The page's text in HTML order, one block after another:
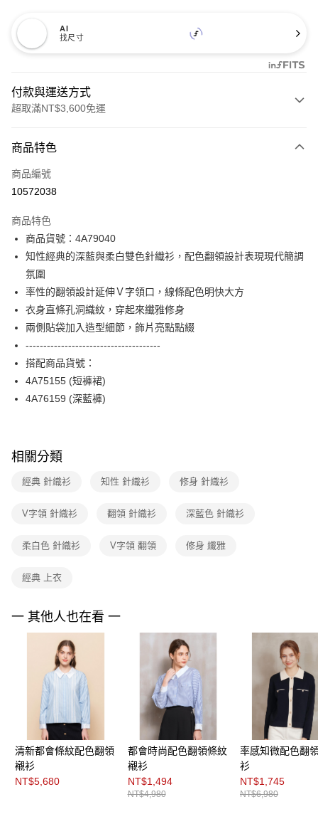
AI
找尺寸
付款與運送方式
超取滿NT$3,600免運
信用卡一次付款
信用卡分期付款
合作金庫商業銀行
華南商業銀行
上海商業儲蓄銀行
台北富邦商業銀行
國泰世華商業銀行
臺灣中小企業銀行
台中商業銀行
匯豐（台灣）商業銀行
華泰商業銀行
聯邦商業銀行
遠東國際商業銀行
元大商業銀行
永豐商業銀行
玉山商業銀行
台新國際商業銀行
台灣樂天信用卡公司
超商取貨付款
LINE Pay
Apple Pay
街口支付
【關於「AFTEE先享後付」】
AFTEE先享後付是「在收到商品之後才付款」的支付方式。 讓您購物簡單
便利好安心！
【「AFTEE先享後付」結帳流程】
結帳頁面，進行簡訊認證並確認金額後，即可完成結帳。
３．收到繳費通知簡訊後14天內，點擊此簡訊中的連結，可透過四大超商／
購買商品的店家。未經商家同意取消之訂單仍視為有效，需透過AFTEE先享
※ 交易是否成功請以「AFTEE先享後付 」之結帳頁面顯示為準，若有關於
１．透過由恩沛科技股份有限公司提供之「AFTEE先享後付」服務完成之交
易，需依本服務之必要範圍內提供個人資料，並將交易相關給付款項請求債
權轉讓予恩沛科技股份有限公司。
２．關於個人資料處理事宜，請瀏覽以下網址：
https://aftee.tw/terms/#terms3
３．未成年的使用者請事先徵得法定代理人或監護人之同意方可使用
「AFTEE先享後付」，若未經同意申辦者引起之損失，本公司不負相關責
４．使用「AFTEE先享後付」時，將依據個別帳號之用戶狀況，依本公司即
時審查核予不同之上限額度；若仍有額度不足之情形，本公司將視審查結果
請求用戶進行身份認證。
５．嚴禁一人註冊多個帳號或使用他人資訊註冊。若發現惡意使用之情形，
恩沛科技股份有限公司將有權停止該用戶之使用額度並採取法律行動。
ATM付款
每筆NT$90，滿NT$3,600(含以上)免運費
付款後全家FamilyMart取貨
每筆NT$90，滿NT$3,600(含以上)免運費
付款後7-11取貨
黑貓宅配
每筆NT$90，滿NT$3,600(含以上)免運費
離島宅配 (蘭嶼恕不配送)
每筆NT$200，滿NT$8,000(含以上)免運費
付款後門市自取
免運費
商品特色
商品編號
10572038
商品特色
商品貨號：4A79040
知性經典的深藍與柔白雙色針織衫，配色翻領設計表現現代簡調
氛圍
率性的翻領設計延伸Ｖ字領口，線條配色明快大方
衣身直條孔洞織紋，穿起來纖雅修身
兩側貼袋加入造型細節，飾片亮點點綴
--------------------------------------
搭配商品貨號：
4A75155 (短褲裙)
4A76159 (深藍褲)
相關分類
經典 針織衫 知性 針織衫 修身 針織衫
V字領 針織衫 翻領 針織衫 深藍色 針織衫
柔白色 針織衫 V字領 翻領 修身 纖雅
經典 上衣
一 其他人也在看 一
清新都會條紋配色翻領
襯衫
NT$5,680
都會時尚配色翻領條紋
襯衫
NT$1,494
NT$4,980
率感知微配色翻
衫
NT$1,745
NT$6,980